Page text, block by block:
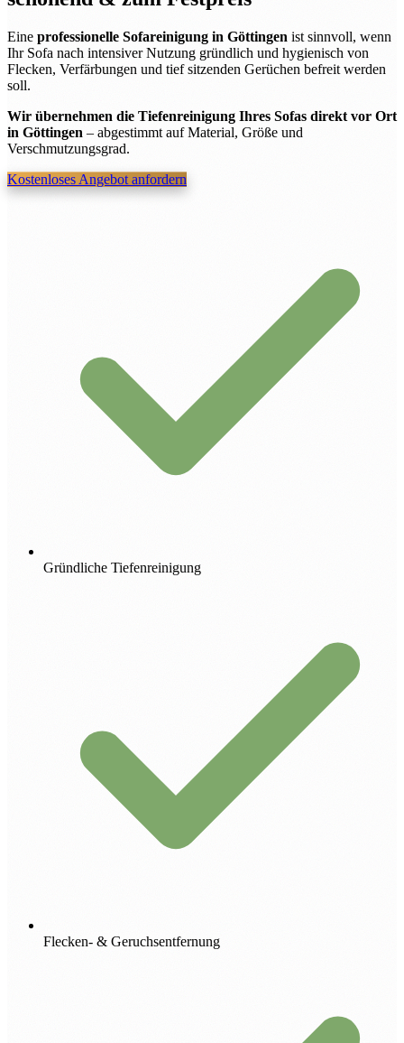
Eine professionelle Sofareinigung in Göttingen ist sinnvoll, wenn
Ihr Sofa nach intensiver Nutzung gründlich und hygienisch von
Flecken, Verfärbungen und tief sitzenden Gerüchen befreit werden
soll.
Wir übernehmen die Tiefenreinigung Ihres Sofas direkt vor Ort
in Göttingen – abgestimmt auf Material, Größe und
Verschmutzungsgrad.
Kostenloses Angebot anfordern
Gründliche Tiefenreinigung
Flecken- & Geruchsentfernung